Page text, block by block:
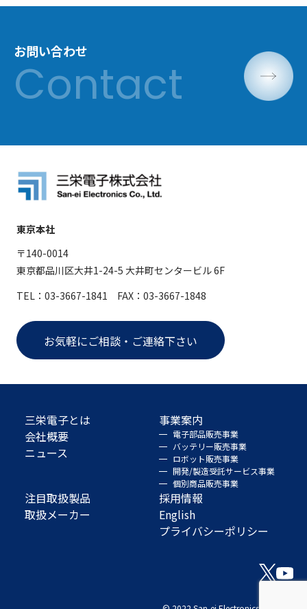
お問い合わせ
東京本社
〒140-0014
東京都品川区大井1-24-5 大井町センタービル 6F
TEL：03-3667-1841 FAX：03-3667-1848
お気軽にご相談・ご連絡下さい
三栄電子とは
会社概要
ニュース
事業案内
電子部品販売事業
バッテリー販売事業
ロボット販売事業
開発/製造受託サービス事業
個別商品販売事業
注目取扱製品
取扱メーカー
採用情報
English
プライバシーポリシー